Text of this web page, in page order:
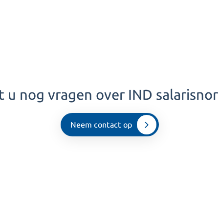
u nog vragen over IND
Neem contact op